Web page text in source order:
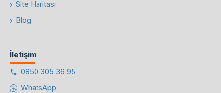
Site Haritası
Blog
İletişim
0850 305 36 95
WhatsApp